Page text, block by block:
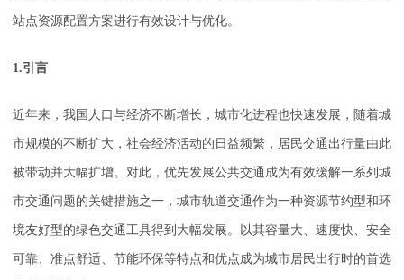
站点资源配置方案进行有效设计与优化。
1.引言
近年来，我国人口与经济不断增长，城市化进程也快速发展，随着城
市规模的不断扩大，社会经济活动的日益频繁，居民交通出行量由此
被带动并大幅扩增。对此，优先发展公共交通成为有效缓解一系列城
市交通问题的关键措施之一，城市轨道交通作为一种资源节约型和环
境友好型的绿色交通工具得到大幅发展。以其容量大、速度快、安全
可靠、准点舒适、节能环保等特点和优点成为城市居民出行时的首选